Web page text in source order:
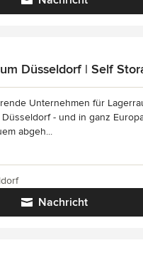
Düsseldorf | Self
Unternehmen für
- und in ganz
abgeh...
Nachricht